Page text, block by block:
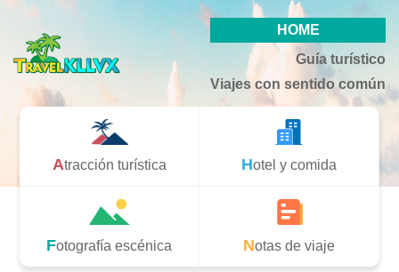
HOME
Guía turístico
Viajes con sentido común
Atracción turística Hotel y comida
Fotografía escénica Notas de viaje